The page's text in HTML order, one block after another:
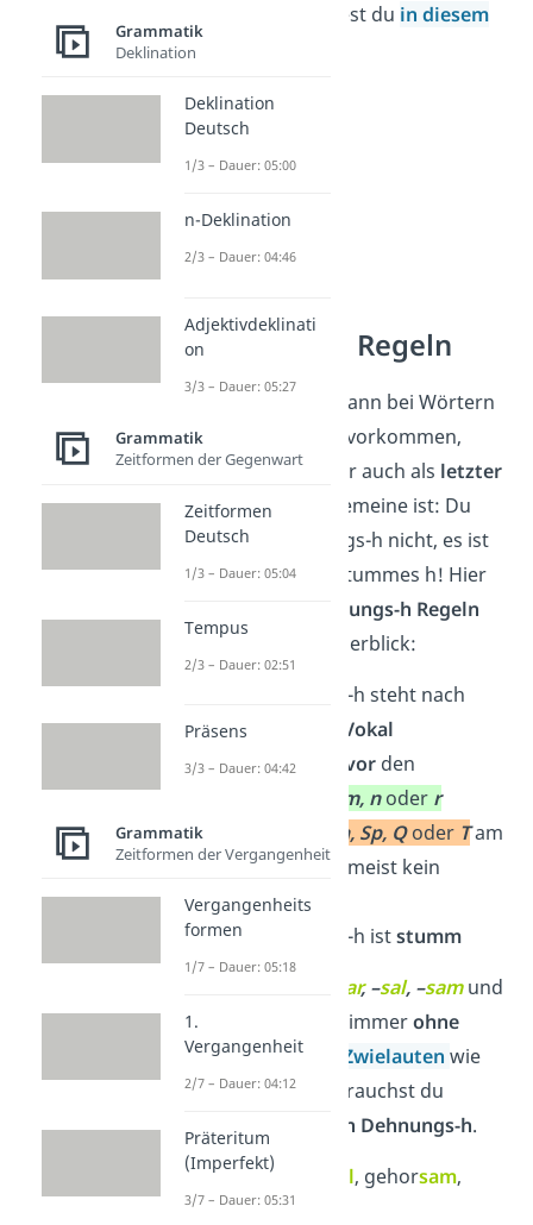
findest du in diesem
Beitrag!
Dehnungs-h Regeln
Das Dehnungs-h kann bei Wörtern
mit
vorkommen,
steht teilweise aber auch als letzter
Buchstabe
. Das Gemeine ist: Du
hörst das Dehnungs-h nicht, es ist
ein sogenanntes stummes h! Hier
Dehnungs-h Regeln
noch einmal im Überblick:
Das Dehnungs-h steht nach
einem
langen Vokal
Es steht meist
vorden
l, m, noderr
Sch, Sp, QoderTam
Anfanghaben meist kein
Dehnungs-h
Das Dehnungs-h iststumm
bar, –sal, –sam und
–tum schreibst du immerohne
stummes h. Nach
Zwielauten wie
au,äu,ei und
brauchst du
meistens auch
kein Dehnungs-h.
✓essbar, Schick sal, gehorsam,
Reichtum
Grammatik
Deklination
Deklination
Deutsch
1/3 – Dauer: 05:00
n-Deklination
2/3 – Dauer: 04:46
Adjektivdeklinati
on
3/3 – Dauer: 05:27
Grammatik
Zeitformen der Gegenwart
Zeitformen
Deutsch
1/3 – Dauer: 05:04
Tempus
2/3 – Dauer: 02:51
Präsens
3/3 – Dauer: 04:42
Grammatik
Zeitformen der Vergangenheit
Vergangenheits
formen
1/7 – Dauer: 05:18
1.
Vergangenheit
2/7 – Dauer: 04:12
Präteritum
(Imperfekt)
3/7 – Dauer: 05:31